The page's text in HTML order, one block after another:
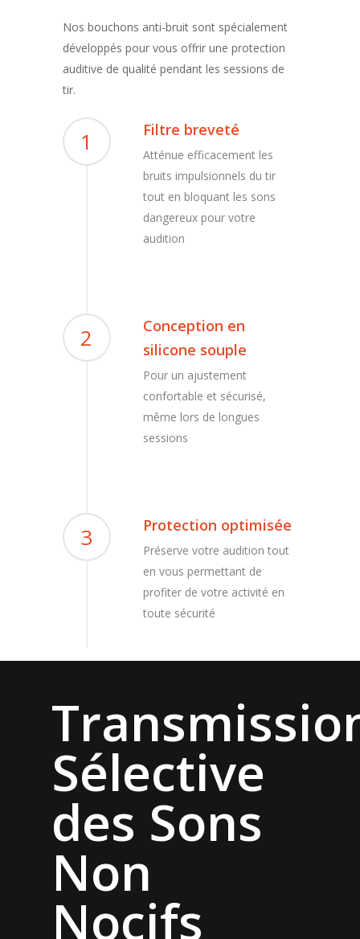
Nos bouchons anti-bruit sont spécialement
développés pour vous offrir une protection
auditive de qualité pendant les sessions de
tir.
1 Filtre breveté
Atténue efficacement les
bruits impulsionnels du tir
tout en bloquant les sons
dangereux pour votre
audition
2
Conception en
silicone souple
Pour un ajustement
confortable et sécurisé,
même lors de longues
sessions
3 Protection optimisée
Préserve votre audition tout
en vous permettant de
profiter de votre activité en
toute sécurité
Sélective
des Sons
Non
Nocifs